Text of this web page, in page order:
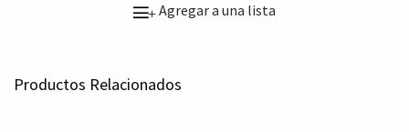
+Agregar a una lista
Productos Relacionados